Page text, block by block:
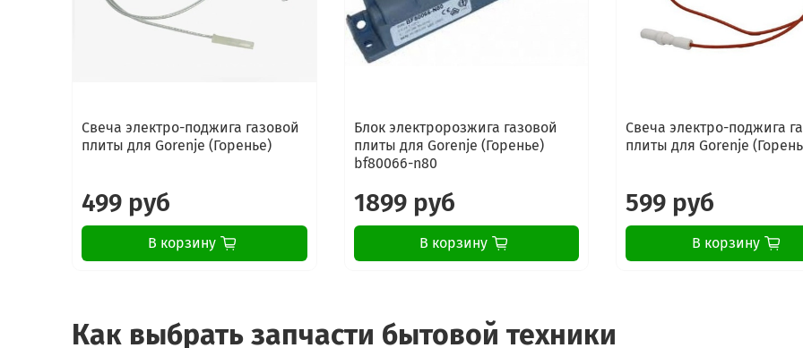
Свеча электро-поджига газовой
плиты для Gorenje (Горенье)
499 руб
В корзину
Блок электророзжига газовой
плиты для Gorenje (Горенье)
bf80066-n80
1899 руб
В корзину
Cвеча электро-поджига
плиты для Gorenje
599 руб
В корзину
Как выбрать запчасти бытовой техники